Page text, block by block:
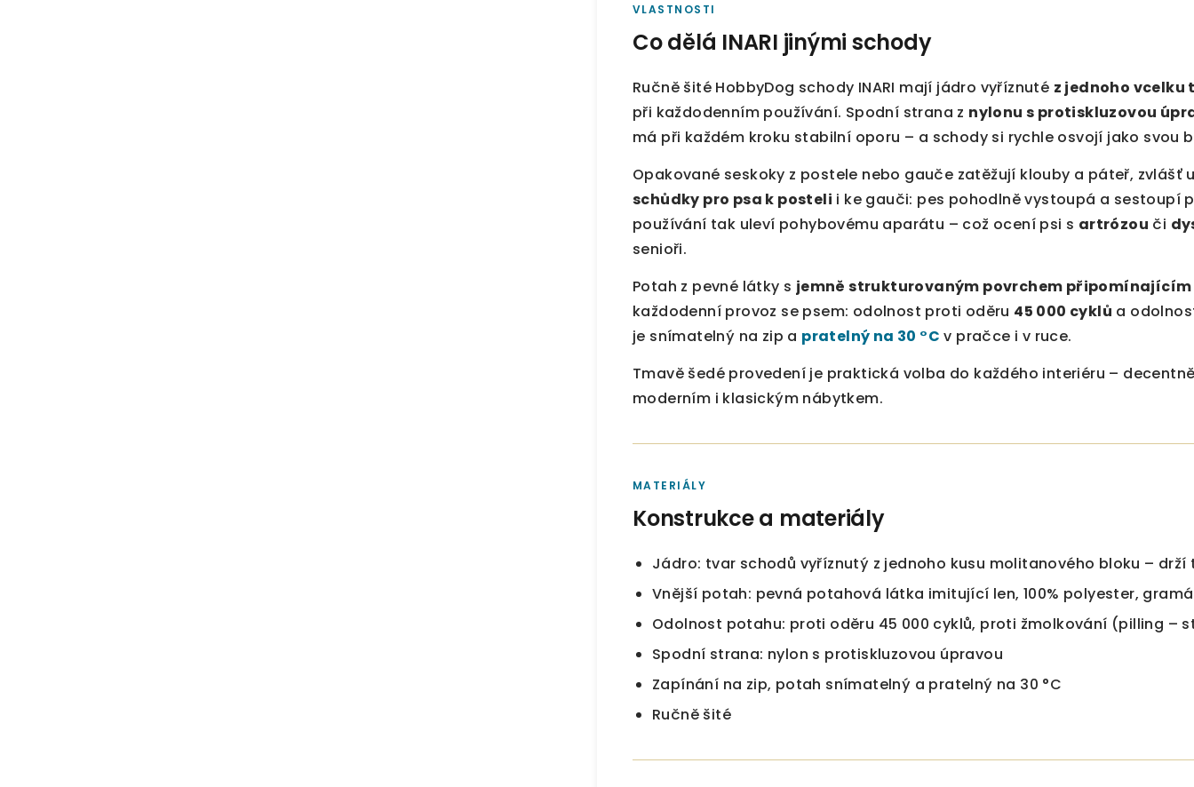
VLASTNOSTI
Co dělá INARI jinými schody
Ručně šité HobbyDog schody INARI mají jádro vyříznuté z jednoho
při každodenním používání. Spodní strana z nylonu s protiskluzovou
má při každém kroku stabilní oporu – a schody si rychle osvojí jako svou
Opakované seskoky z postele nebo gauče zatěžují klouby a páteř, zvlášť
schůdky pro psa k posteli i ke gauči: pes pohodlně vystoupá a sestoupí
používání tak uleví pohybovému aparátu – což ocení psi s artrózou či
senioři.
Potah z pevné látky s jemně strukturovaným povrchem připomínajícím
každodenní provoz se psem: odolnost proti oděru 45 000 cyklů a
je snímatelný na zip a pratelný na 30 °C v pračce i v ruce.
Tmavě šedé provedení je praktická volba do každého interiéru –
moderním i klasickým nábytkem.
MATERIÁLY
Konstrukce a materiály
Jádro: tvar schodů vyříznutý z jednoho kusu molitanového bloku –
Vnější potah: pevná potahová látka imitující len, 100% polyester,
Odolnost potahu: proti oděru 45 000 cyklů, proti žmolkování (pilling –
Spodní strana: nylon s protiskluzovou úpravou
Zapínání na zip, potah snímatelný a pratelný na 30 °C
Ručně šité